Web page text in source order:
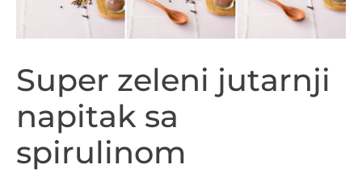
Super zeleni jutarnji
napitak sa
spirulinom